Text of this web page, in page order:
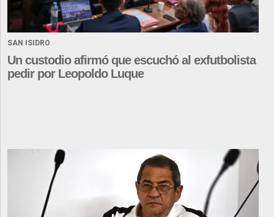
SAN ISIDRO
Un custodio afirmó que escuchó al exfutbolista
pedir por Leopoldo Luque